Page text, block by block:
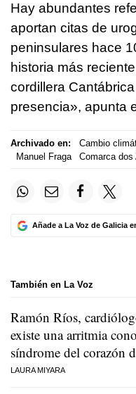
Hay abundantes
aportan citas de
peninsulares hace
historia más
cordillera
presencia», apunta
Archivado en: Cambio
Manuel Fraga
Comarca dos
Añade a La Voz de Galicia
También en La Voz
Ramón Ríos,
existe una arritmia
síndrome del corazón
LAURA MIYARA